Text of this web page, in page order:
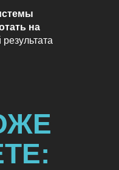
на
результата